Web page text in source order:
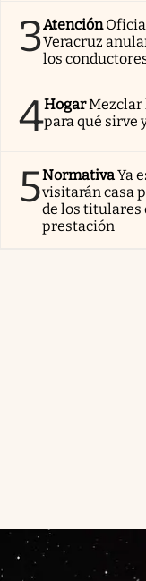
3Atención
Veracruz
los
4HogarMezclar
para qué sirve
5NormativaYa
visitarán casa
de los titulares
prestación